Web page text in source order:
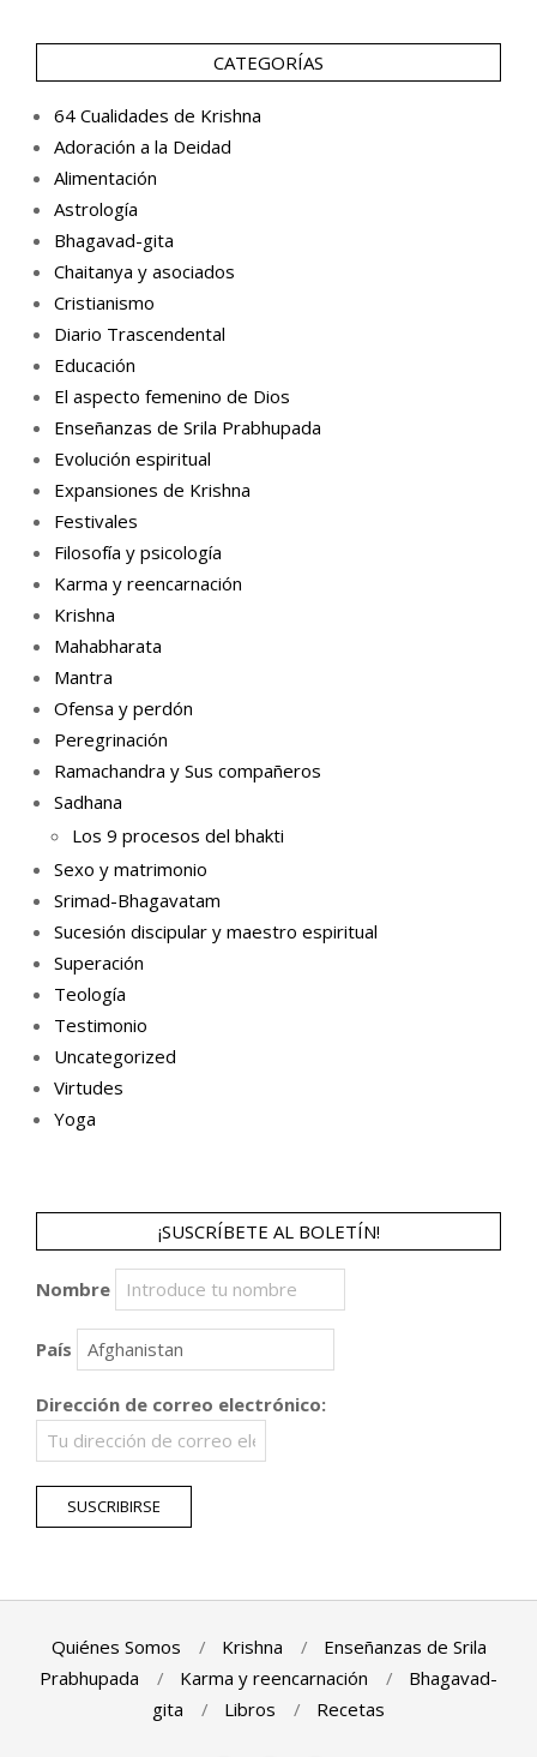
CATEGORÍAS
64 Cualidades de Krishna
Adoración a la Deidad
Alimentación
Astrología
Bhagavad-gita
Chaitanya y asociados
Cristianismo
Diario Trascendental
Educación
El aspecto femenino de Dios
Enseñanzas de Srila Prabhupada
Evolución espiritual
Expansiones de Krishna
Festivales
Filosofía y psicología
Karma y reencarnación
Krishna
Mahabharata
Mantra
Ofensa y perdón
Peregrinación
Ramachandra y Sus compañeros
Sadhana
Los 9 procesos del bhakti
Sexo y matrimonio
Srimad-Bhagavatam
Sucesión discipular y maestro espiritual
Superación
Teología
Testimonio
Uncategorized
Virtudes
Yoga
¡SUSCRÍBETE AL BOLETÍN!
Nombre
País
Dirección de correo electrónico:
Quiénes Somos Krishna
Enseñanzas de Srila
Prabhupada
Karma y reencarnación
Bhagavad-
gita
Libros Recetas